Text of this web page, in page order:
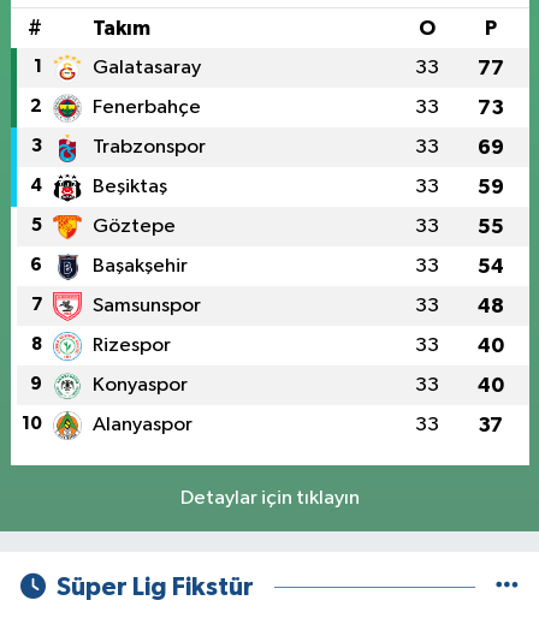
# Takım O P
1 Galatasaray 33 77
2 Fenerbahçe 33 73
3 Trabzonspor 33 69
4 Beşiktaş 33 59
5 Göztepe 33 55
6 Başakşehir 33 54
7 Samsunspor 33 48
8 Rizespor 33 40
9 Konyaspor 33 40
10 Alanyaspor 33 37
Detaylar için tıklayın
Süper Lig Fikstür